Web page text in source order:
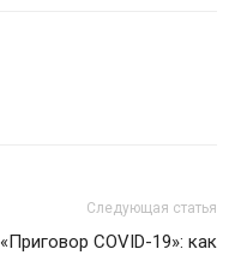
Следующая статья
«Приговор COVID-19»: как